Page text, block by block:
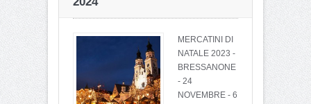
MERCATINI DI
NATALE 2023 -
BRESSANONE
- 24
NOVEMBRE - 6